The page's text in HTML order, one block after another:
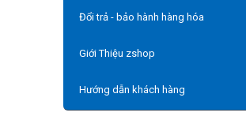
Đổi trả - bảo hành hàng hóa
Giới Thiệu zshop
Hướng dẫn khách hàng